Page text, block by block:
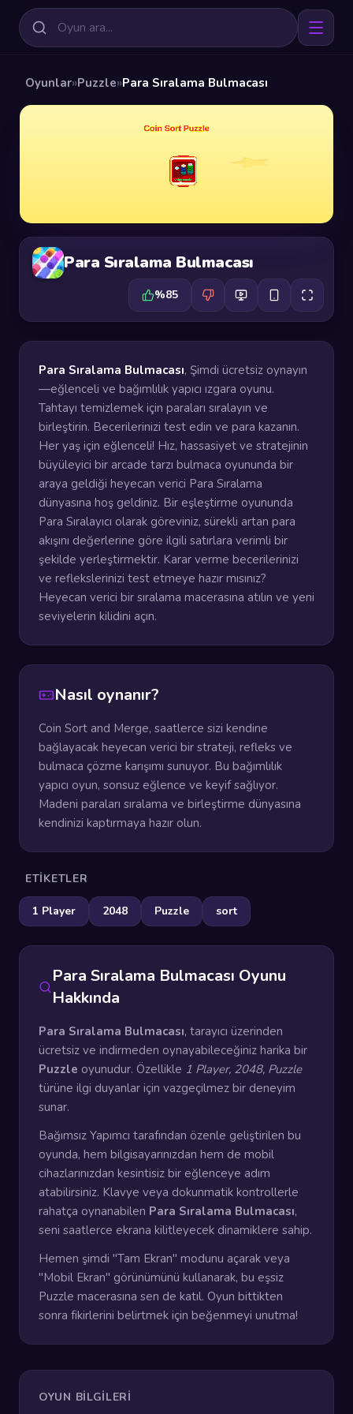
Oyunlar»Puzzle»Para Sıralama Bulmacası
Para Sıralama Bulmacası
%85
Para Sıralama Bulmacası, Şimdi ücretsiz oynayın
—eğlenceli ve bağımlılık yapıcı ızgara oyunu.
Tahtayı temizlemek için paraları sıralayın ve
birleştirin. Becerilerinizi test edin ve para kazanın.
Her yaş için eğlenceli! Hız, hassasiyet ve stratejinin
büyüleyici bir arcade tarzı bulmaca oyununda bir
araya geldiği heyecan verici Para Sıralama
dünyasına hoş geldiniz. Bir eşleştirme oyununda
Para Sıralayıcı olarak göreviniz, sürekli artan para
akışını değerlerine göre ilgili satırlara verimli bir
şekilde yerleştirmektir. Karar verme becerilerinizi
ve reflekslerinizi test etmeye hazır mısınız?
Heyecan verici bir sıralama macerasına atılın ve yeni
seviyelerin kilidini açın.
Nasıl oynanır?
Coin Sort and Merge, saatlerce sizi kendine
bağlayacak heyecan verici bir strateji, refleks ve
bulmaca çözme karışımı sunuyor. Bu bağımlılık
yapıcı oyun, sonsuz eğlence ve keyif sağlıyor.
Madeni paraları sıralama ve birleştirme dünyasına
kendinizi kaptırmaya hazır olun.
ETIKETLER
1 Player 2048 Puzzle sort
Para Sıralama Bulmacası Oyunu
Hakkında
Para Sıralama Bulmacası, tarayıcı üzerinden
ücretsiz ve indirmeden oynayabileceğiniz harika bir
Puzzle oyunudur. Özellikle 1 Player, 2048, Puzzle
türüne ilgi duyanlar için vazgeçilmez bir deneyim
sunar.
Bağımsız Yapımcı tarafından özenle geliştirilen bu
oyunda, hem bilgisayarınızdan hem de mobil
cihazlarınızdan kesintisiz bir eğlenceye adım
atabilirsiniz. Klavye veya dokunmatik kontrollerle
rahatça oynanabilen Para Sıralama Bulmacası,
seni saatlerce ekrana kilitleyecek dinamiklere sahip.
Hemen şimdi "Tam Ekran" modunu açarak veya
"Mobil Ekran" görünümünü kullanarak, bu eşsiz
Puzzle macerasına sen de katıl. Oyun bittikten
sonra fikirlerini belirtmek için beğenmeyi unutma!
OYUN BILGILERI